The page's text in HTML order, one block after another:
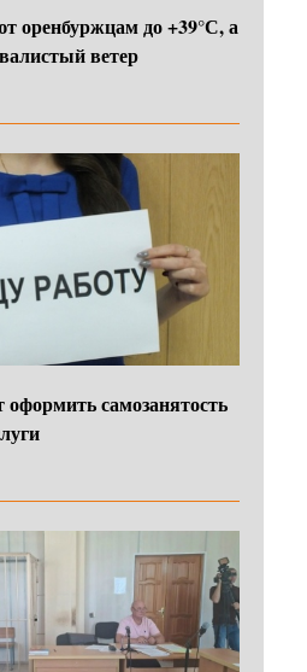
оренбуржцам до +39°С, а
ветер
самозанятость